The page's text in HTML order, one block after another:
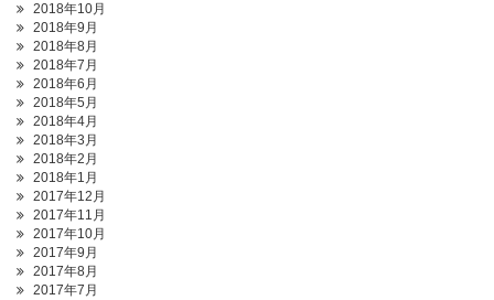
2018年10月
2018年9月
2018年8月
2018年7月
2018年6月
2018年5月
2018年4月
2018年3月
2018年2月
2018年1月
2017年12月
2017年11月
2017年10月
2017年9月
2017年8月
2017年7月